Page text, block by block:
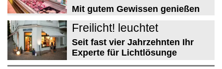
Mit gutem Gewissen genießen
Freilicht! leuchtet
Seit fast vier Jahrzehnten Ihr
Experte für Lichtlösunge